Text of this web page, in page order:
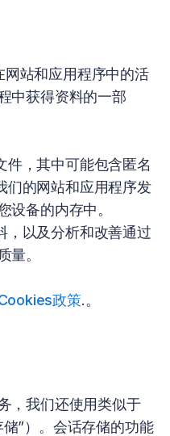
站和应用程序中的活
中获得资料的一部
件，其中可能包含匿名
们的网站和应用程序发
设备的内存中。
，以及分析和改善通过
量。
政策.。
，我们还使用类似于
”）。会话存储的功能